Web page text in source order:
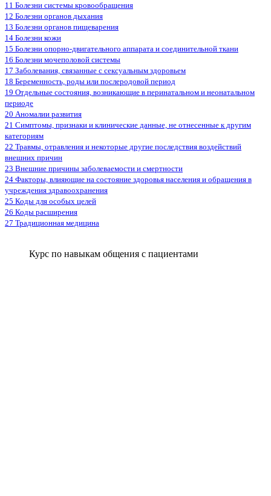
11 Болезни системы кровообращения
12 Болезни органов дыхания
13 Болезни органов пищеварения
14 Болезни кожи
15 Болезни опорно-двигательного аппарата и соединительной ткани
16 Болезни мочеполовой системы
17 Заболевания, связанные с сексуальным здоровьем
18 Беременность, роды или послеродовой период
19 Отдельные состояния, возникающие в перинатальном и неонатальном
периоде
20 Аномалии развития
21 Симптомы, признаки и клинические данные, не отнесенные к другим
категориям
22 Травмы, отравления и некоторые другие последствия воздействий
внешних причин
23 Внешние причины заболеваемости и смертности
24 Факторы, влияющие на состояние здоровья населения и обращения в
учреждения здравоохранения
25 Коды для особых целей
26 Коды расширения
27 Традиционная медицина
Курс по навыкам общения с пациентами